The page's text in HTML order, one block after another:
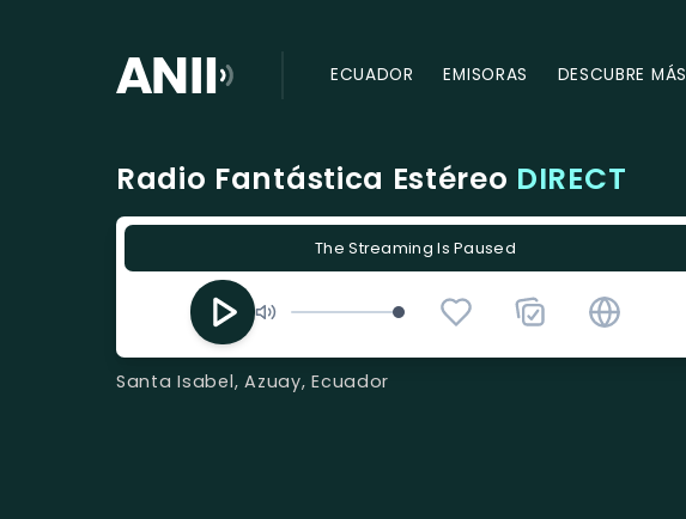
ECUADOR EMISORAS DESCUBRE MÁS
Radio Fantástica Estéreo DIRECT
The Streaming Is Paused
Santa Isabel, Azuay, Ecuador